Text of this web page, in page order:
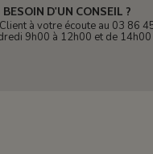
BESOIN D'UN CONSEIL ?
à votre écoute au 03 86
9h00 à 12h00 et de